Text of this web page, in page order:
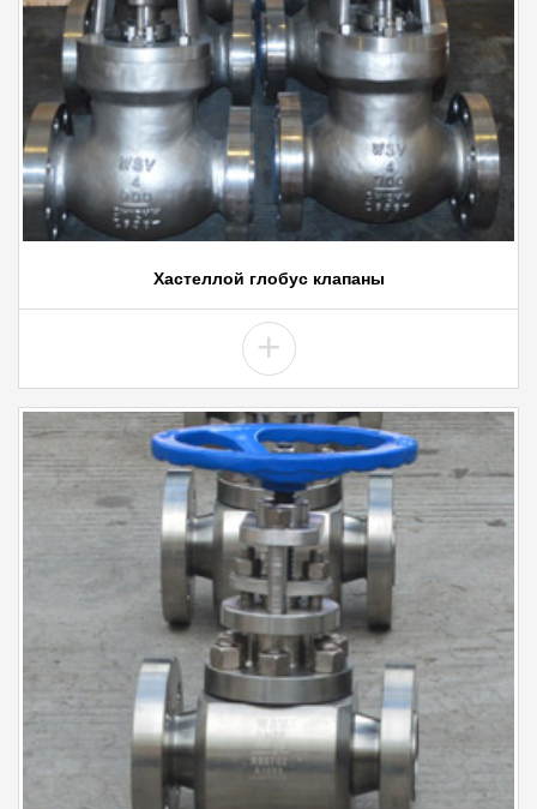
Хастеллой глобус клапаны
+